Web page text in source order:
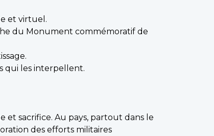
et virtuel.
du Monument commémoratif de
qui les interpellent.
et sacrifice. Au pays, partout dans le
des efforts militaires